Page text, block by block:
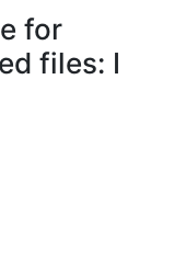
for
files: I